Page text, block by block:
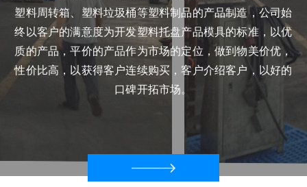
塑料周转箱、塑料垃圾桶等塑料制品的产品制造，公司始
终以客户的满意度为开发塑料托盘产品模具的标准，以优
质的产品，平价的产品作为市场的定位，做到物美价优，
性价比高，以获得客户连续购买，客户介绍客户，以好的
口碑开拓市场。